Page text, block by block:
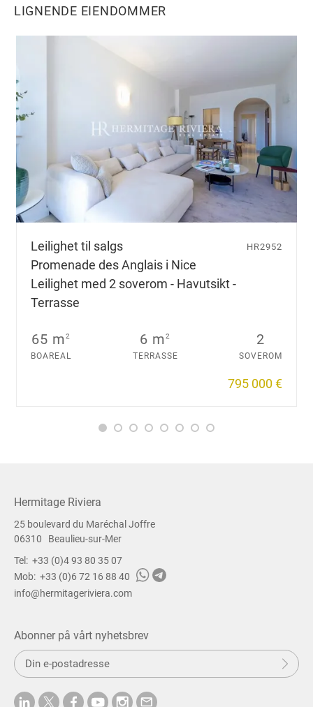
LIGNENDE EIENDOMMER
Leilighet til salgs
Promenade des Anglais i Nice
Leilighet med 2 soverom - Havutsikt -
Terrasse
HR2952
65 m2
BOAREAL
6 m2
TERRASSE
2
SOVEROM
795 000 €
Hermitage Riviera
25 boulevard du Maréchal Joffre
06310
Beaulieu-sur-Mer
Tel: +33 (0)4 93 80 35 07
Mob: +33 (0)6 72 16 88 40
info@hermitageriviera.com
Abonner på vårt nyhetsbrev
S
e
d